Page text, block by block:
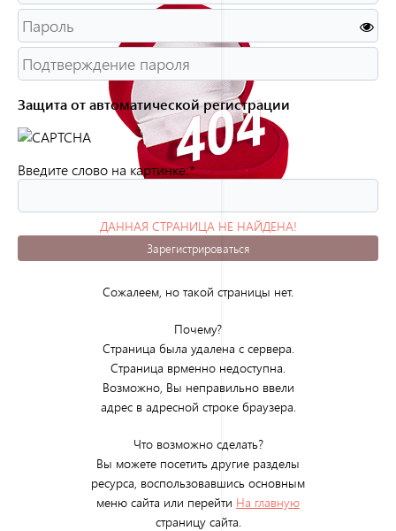
ДАННАЯ СТРАНИЦА НЕ НАЙДЕНА!
(ОШИБКА 404)
Сожалеем, но такой страницы нет.
Почему?
Страница была удалена с сервера.
Страница врменно недоступна.
Возможно, Вы неправильно ввели
адрес в адресной строке браузера.
Что возможно сделать?
Вы можете посетить другие разделы
ресурса, воспользовавшись основным
меню сайта или перейти На главную
страницу сайта.
Защита от автоматической регистрации
Введите слово на картинке:*
Зарегистрироваться